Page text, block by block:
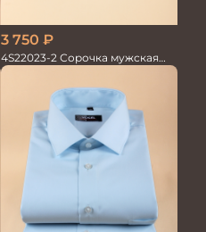
3 750 ₽
4S22023-2 Сорочка мужская
голубая